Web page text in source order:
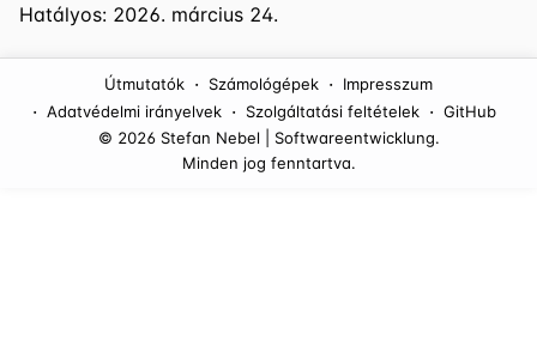
Hatályos: 2026. március 24.
Útmutatók · Számológépek · Impresszum
· Adatvédelmi irányelvek · Szolgáltatási feltételek · GitHub
© 2026 Stefan Nebel | Softwareentwicklung.
Minden jog fenntartva.